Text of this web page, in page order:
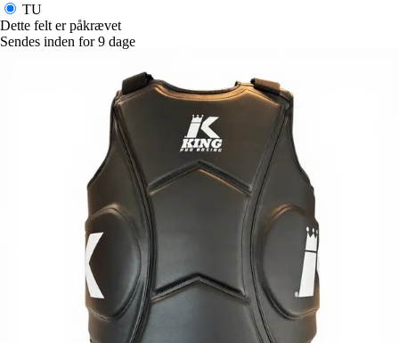
TU
Dette felt er påkrævet
Sendes inden for 9 dage